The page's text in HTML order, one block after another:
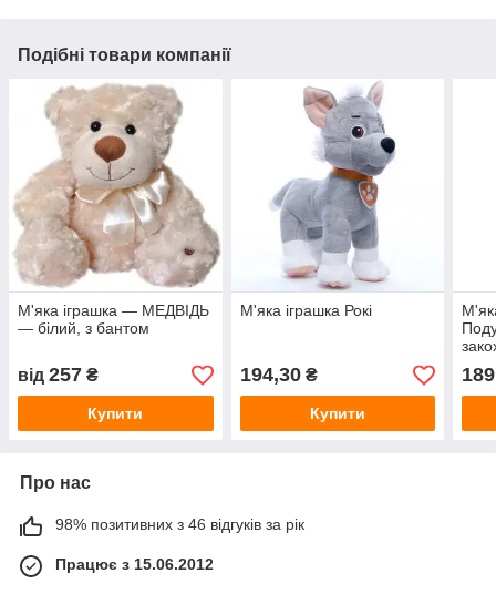
Подібні товари компанії
М'яка іграшка — МЕДВІДЬ
— білий, з бантом
від 257 ₴
Купити
М'яка іграшка Рокі
194,30₴
Купити
189
Про нас
98% позитивних з 46 відгуків за рік
Працює з 15.06.2012